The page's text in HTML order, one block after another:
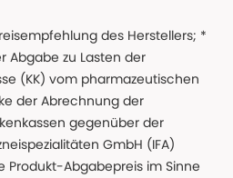
des Herstellers; *
Abgabe zu Lasten der
(KK) vom pharmazeutischen
der Abrechnung der
gegenüber der
GmbH (IFA)
Abgabepreis im Sinne